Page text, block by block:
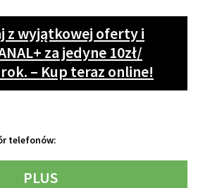
z wyjątkowej oferty i
za jedyne 10zł/
– Kup teraz online!
telefonów:
PLUS